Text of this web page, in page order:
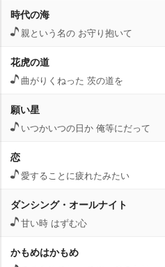
時代の海
親という名の お守り抱いて
花虎の道
曲がりくねった 茨の道を
願い星
いつかいつの日か 俺等にだって
恋
愛することに疲れたみたい
ダンシング・オールナイト
甘い時 はずむ心
かもめはかもめ